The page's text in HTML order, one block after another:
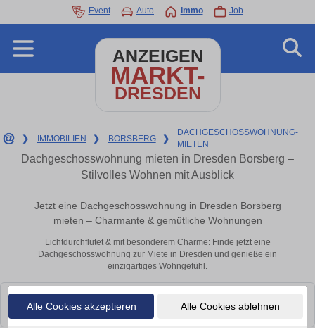
Alle Cookies akzeptieren Alle Cookies ablehnen
Event Auto Immo Job
ANZEIGEN
MARKT-
DRESDEN
❯ IMMOBILIEN ❯ BORSBERG ❯
DACHGESCHOSSWOHNUNG-
MIETEN
Dachgeschosswohnung mieten in Dresden Borsberg –
Stilvolles Wohnen mit Ausblick
Jetzt eine Dachgeschosswohnung in Dresden Borsberg
mieten – Charmante & gemütliche Wohnungen
Lichtdurchflutet & mit besonderem Charme: Finde jetzt eine
Dachgeschosswohnung zur Miete in Dresden und genieße ein
einzigartiges Wohngefühl.
Leider konnten wir derzeit keine passenden Objekte finden. Schauen Sie
bald wieder vorbei!